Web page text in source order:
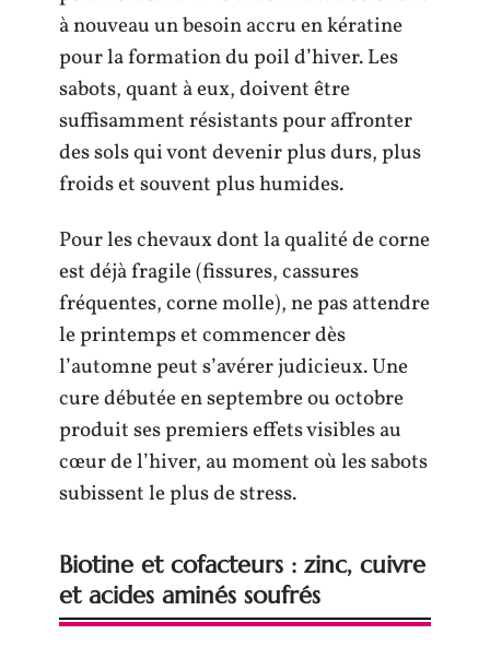
à nouveau un besoin accru en kératine
pour la formation du poil d’hiver. Les
sabots, quant à eux, doivent être
suffisamment résistants pour affronter
des sols qui vont devenir plus durs, plus
froids et souvent plus humides.
Pour les chevaux dont la qualité de corne
est déjà fragile (fissures, cassures
fréquentes, corne molle), ne pas attendre
le printemps et commencer dès
l’automne peut s’avérer judicieux. Une
cure débutée en septembre ou octobre
produit ses premiers effets visibles au
cœur de l’hiver, au moment où les sabots
subissent le plus de stress.
Biotine et cofacteurs : zinc, cuivre
et acides aminés soufrés